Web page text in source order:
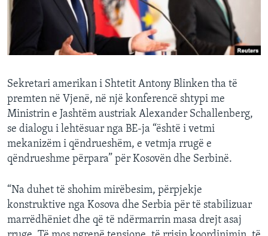
Sekretari amerikan i Shtetit Antony Blinken tha të
premten në Vjenë, në një konferencë shtypi me
Ministrin e Jashtëm austriak Alexander Schallenberg,
se dialogu i lehtësuar nga BE-ja “është i vetmi
mekanizëm i qëndrueshëm, e vetmja rrugë e
qëndrueshme përpara” për Kosovën dhe Serbinë.
“Na duhet të shohim mirëbesim, përpjekje
konstruktive nga Kosova dhe Serbia për të stabilizuar
marrëdhëniet dhe që të ndërmarrin masa drejt asaj